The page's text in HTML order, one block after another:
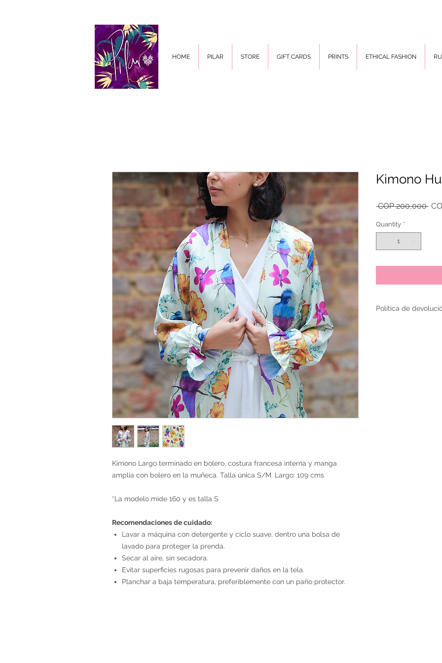
HOME PILAR STORE GIFT CARDS PRINTS ETHICAL FASHION
Kimono Largo terminado en bolero, costura francesa interna y manga
amplia con bolero en la muñeca. Talla única S/M. Largo: 109 cms
*La modelo mide 160 y es talla S
Recomendaciones de cuidado:
Lavar a máquina con detergente y ciclo suave, dentro una bolsa de
lavado para proteger la prenda.
Secar al aire, sin secadora.
Evitar superficies rugosas para prevenir daños en la tela.
Planchar a baja temperatura, preferiblemente con un paño protector.
Kimono
COP 200,000
Quantity *
Política de